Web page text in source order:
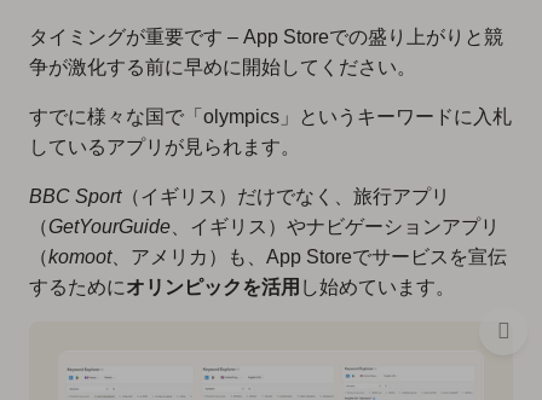
タイミングが重要です – App Storeでの盛り上がりと競
争が激化する前に早めに開始してください。
すでに様々な国で「olympics」というキーワードに入札
しているアプリが見られます。
BBC Sport（イギリス）だけでなく、旅行アプリ
（GetYourGuide、イギリス）やナビゲーションアプリ
（komoot、アメリカ）も、App Storeでサービスを宣伝
するためにオリンピックを活用 し始めています。